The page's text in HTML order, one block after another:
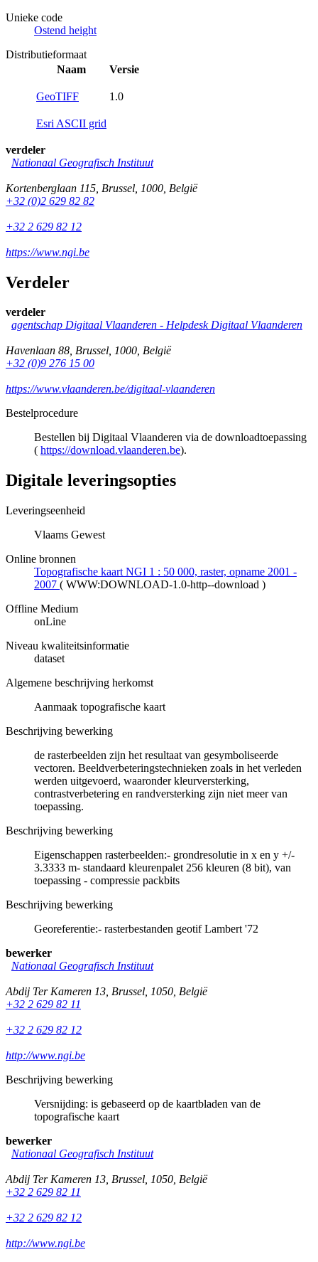
Unieke code
Ostend height
Distributieformaat
Naam
Versie
GeoTIFF 1.0
Esri ASCII grid
verdeler
Nationaal Geografisch Instituut
Kortenberglaan 115 Brussel 1000 België
+32 (0)2 629 82 82
+32 2 629 82 12
https://www.ngi.be
Verdeler
verdeler
agentschap Digitaal Vlaanderen - Helpdesk Digitaal Vlaanderen
Havenlaan 88, Brussel, 1000, België
+32 (0)9 276 15 00
https://www.vlaanderen.be/digitaal-vlaanderen
Bestelprocedure
Bestellen bij Digitaal Vlaanderen via de downloadtoepassing
( https://download.vlaanderen.be).
Digitale leveringsopties
Leveringseenheid
Vlaams Gewest
Online bronnen
Topografische kaart NGI 1 : 50 000, raster, opname 2001 -
2007 ( WWW:DOWNLOAD-1.0-http--download )
Offline Medium
onLine
Niveau kwaliteitsinformatie
dataset
Algemene beschrijving herkomst
Aanmaak topografische kaart
Beschrijving bewerking
de rasterbeelden zijn het resultaat van gesymboliseerde
vectoren. Beeldverbeteringstechnieken zoals in het verleden
werden uitgevoerd, waaronder kleurversterking,
contrastverbetering en randversterking zijn niet meer van
toepassing.
Beschrijving bewerking
Eigenschappen rasterbeelden:- grondresolutie in x en y +/-
3.3333 m- standaard kleurenpalet 256 kleuren (8 bit), van
toepassing - compressie packbits
Beschrijving bewerking
Georeferentie:- rasterbestanden geotif Lambert '72
bewerker
Nationaal Geografisch Instituut
Abdij Ter Kameren 13 Brussel 1050 België
+32 2 629 82 11
+32 2 629 82 12
http://www.ngi.be
Beschrijving bewerking
Versnijding: is gebaseerd op de kaartbladen van de
topografische kaart
bewerker
Nationaal Geografisch Instituut
Abdij Ter Kameren 13 Brussel 1050 België
+32 2 629 82 11
+32 2 629 82 12
http://www.ngi.be